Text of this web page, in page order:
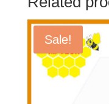
Sale!